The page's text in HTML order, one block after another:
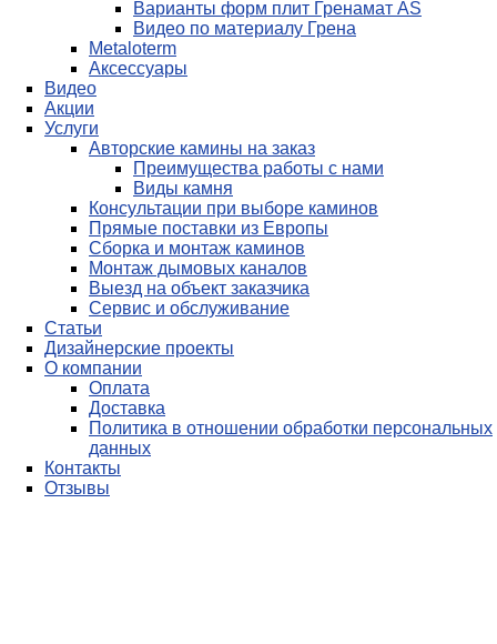
Варианты форм плит Гренамат AS
Видео по материалу Грена
Metaloterm
Аксессуары
Видео
Акции
Услуги
Авторские камины на заказ
Преимущества работы с нами
Виды камня
Консультации при выборе каминов
Прямые поставки из Европы
Сборка и монтаж каминов
Монтаж дымовых каналов
Выезд на объект заказчика
Сервис и обслуживание
Статьи
Дизайнерские проекты
О компании
Оплата
Доставка
Политика в отношении обработки персональных
данных
Контакты
Отзывы